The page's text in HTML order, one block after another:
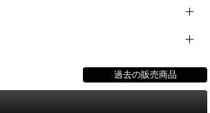
過去の販売商品